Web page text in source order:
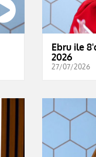
Ebru ile
2026
27/07/2026